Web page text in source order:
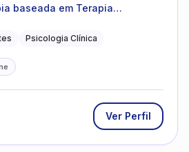
baseada em Terapia
Psicologia Clínica
Ver Perfil